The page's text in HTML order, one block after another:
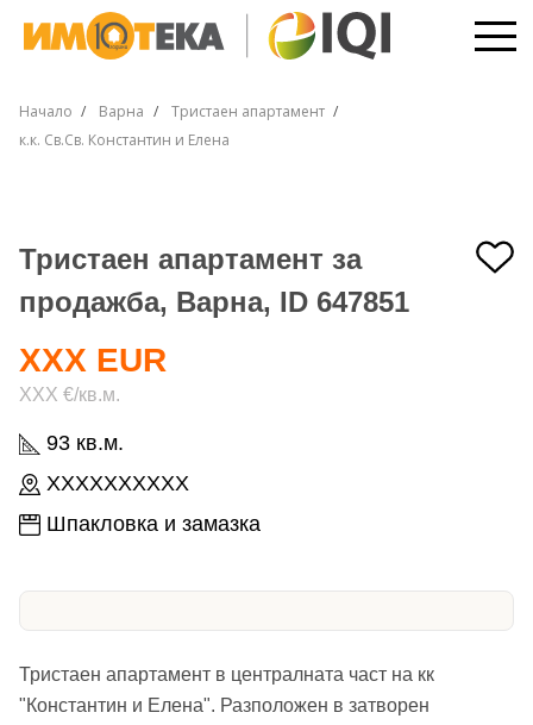
Начало Варна
Тристаен апартамент
к.к. Св.Св. Константин и Елена
Тристаен апартамент за
продажба, Варна, ID 647851
93 кв.м.
XXXXXXXXXX
Шпакловка и замазка
XXX EUR
XXX €/кв.м.
Тристаен апартамент в централната част на кк
"Константин и Елена". Разположен в затворен